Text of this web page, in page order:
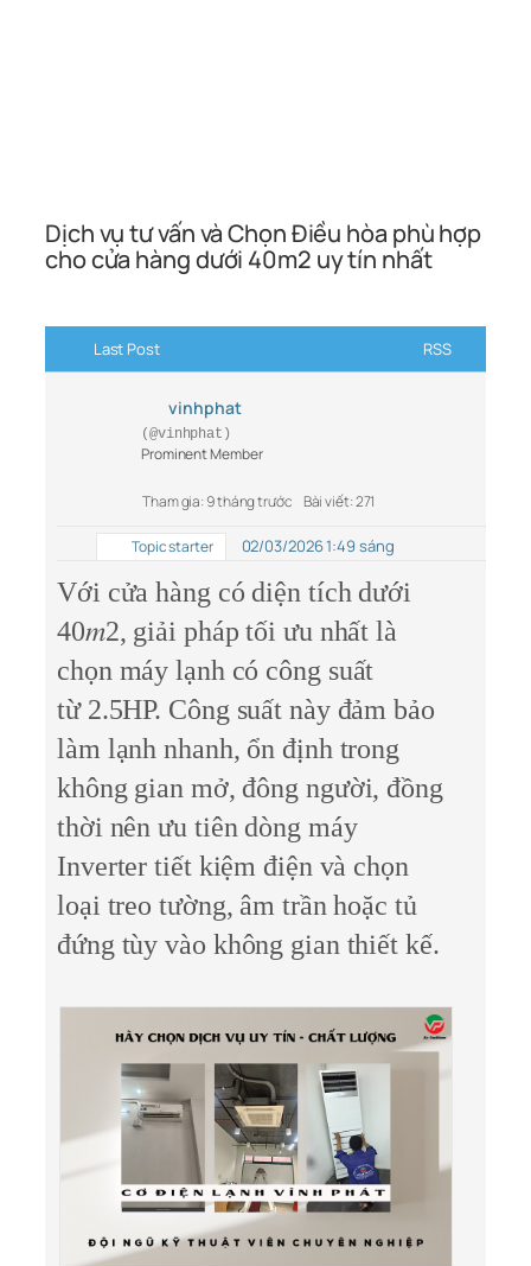
Dịch vụ tư vấn và Chọn Điều hòa phù hợp
cho cửa hàng dưới 40m2 uy tín nhất
Last Post RSS
vinhphat
(@vinhphat)
Prominent Member
Tham gia: 9 tháng trước Bài viết: 271
Topic starter 02/03/2026 1:49 sáng
Với cửa hàng có diện tích dưới
40𝑚2, giải pháp tối ưu nhất là
chọn máy lạnh có công suất
từ 2.5HP. Công suất này đảm bảo
làm lạnh nhanh, ổn định trong
không gian mở, đông người, đồng
thời nên ưu tiên dòng máy
Inverter tiết kiệm điện và chọn
loại treo tường, âm trần hoặc tủ
đứng tùy vào không gian thiết kế.